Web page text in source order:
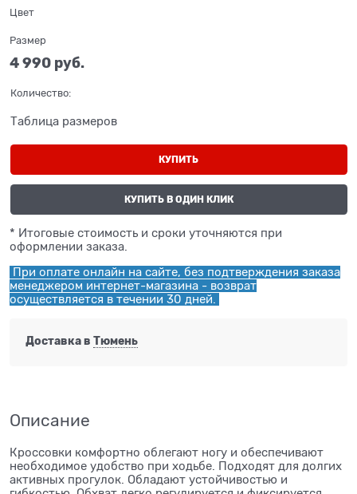
Цвет
Размер
4 990 руб.
Количество:
Таблица размеров
КУПИТЬ
КУПИТЬ В ОДИН КЛИК
* Итоговые стоимость и сроки уточняются при
оформлении заказа.
При оплате онлайн на сайте, без подтверждения заказа
менеджером интернет-магазина - возврат
осуществляется в течении 30 дней.
Доставка в Тюмень
Описание
Кроссовки комфортно облегают ногу и обеспечивают
необходимое удобство при ходьбе. Подходят для долгих
активных прогулок. Обладают устойчивостью и